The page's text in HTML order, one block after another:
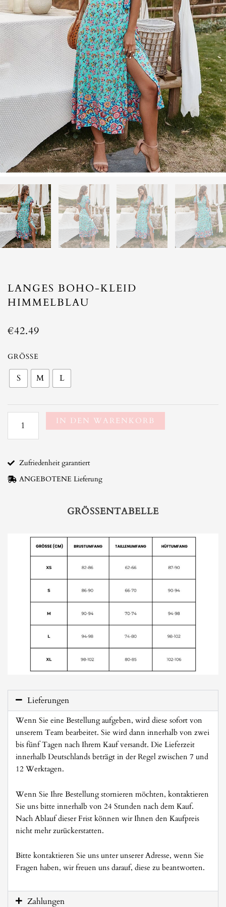
LANGES BOHO-KLEID
HIMMELBLAU
€42.49
GRÖSSE
S M L
Langes
Kleid
Himmelblau
Menge
IN DEN WARENKORB
Zufriedenheit garantiert
ANGEBOTENE Lieferung
GRÖSSENTABELLE
Lieferungen
Wenn Sie eine Bestellung aufgeben, wird diese sofort von
unserem Team bearbeitet. Sie wird dann innerhalb von zwei
bis fünf Tagen nach Ihrem Kauf versandt. Die Lieferzeit
innerhalb Deutschlands beträgt in der Regel zwischen 7 und
12 Werktagen.
Wenn Sie Ihre Bestellung stornieren möchten, kontaktieren
Sie uns bitte innerhalb von 24 Stunden nach dem Kauf.
Nach Ablauf dieser Frist können wir Ihnen den Kaufpreis
nicht mehr zurückerstatten.
Bitte kontaktieren Sie uns unter unserer Adresse, wenn Sie
Fragen haben, wir freuen uns darauf, diese zu beantworten.
Zahlungen